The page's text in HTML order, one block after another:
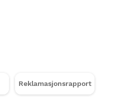
Reklamasjonsrapport